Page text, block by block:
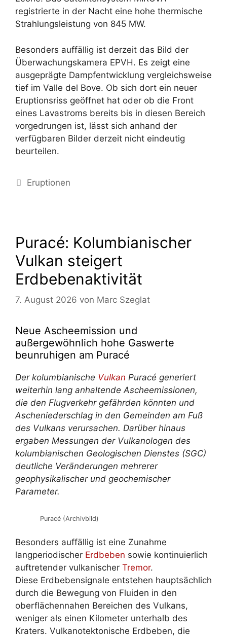
registrierte in der Nacht eine hohe thermische
Strahlungsleistung von 845 MW.
Besonders auffällig ist derzeit das Bild der
Überwachungskamera EPVH. Es zeigt eine
ausgeprägte Dampfentwicklung vergleichsweise
tief im Valle del Bove. Ob sich dort ein neuer
Eruptionsriss geöffnet hat oder ob die Front
eines Lavastroms bereits bis in diesen Bereich
vorgedrungen ist, lässt sich anhand der
verfügbaren Bilder derzeit nicht eindeutig
beurteilen.
Kategorien
Eruptionen
Puracé: Kolumbianischer
Vulkan steigert
Erdbebenaktivität
7. August 2026 von Marc Szeglat
Neue Ascheemission und
außergewöhnlich hohe Gaswerte
beunruhigen am Puracé
Der kolumbianische Vulkan Puracé generiert
weiterhin lang anhaltende Ascheemissionen,
die den Flugverkehr gefährden könnten und
Ascheniederschlag in den Gemeinden am Fuß
des Vulkans verursachen. Darüber hinaus
ergaben Messungen der Vulkanologen des
kolumbianischen Geologischen Dienstes (SGC)
deutliche Veränderungen mehrerer
geophysikalischer und geochemischer
Parameter.
Puracé (Archivbild)
Besonders auffällig ist eine Zunahme
langperiodischer Erdbeben sowie kontinuierlich
auftretender vulkanischer Tremor.
Diese Erdbebensignale entstehen hauptsächlich
durch die Bewegung von Fluiden in den
oberflächennahen Bereichen des Vulkans,
weniger als einen Kilometer unterhalb des
Kraters. Vulkanotektonische Erdbeben, die